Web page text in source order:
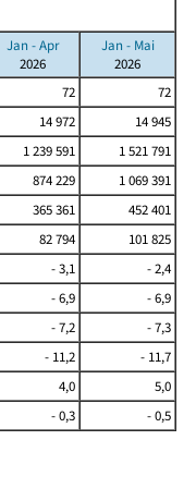
Jan - Apr
2026
Jan - Mai
2026
72
72
14 972
14 945
1 239 591
1 521 791
874 229
1 069 391
365 361
452 401
82 794
101 825
- 3,1
- 2,4
- 6,9
- 6,9
- 7,2
- 7,3
- 11,2
- 11,7
4,0
5,0
- 0,3 - 0,5